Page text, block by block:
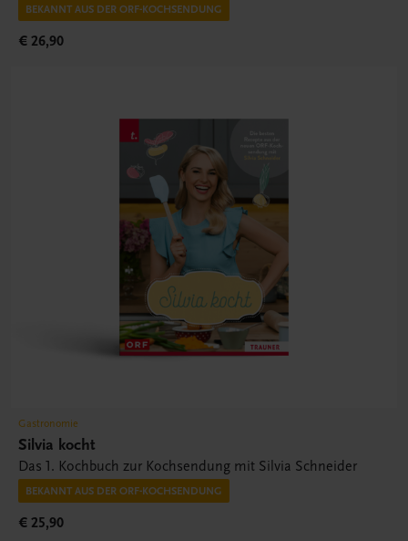
BEKANNT AUS DER ORF-KOCHSENDUNG
€ 26,90
Gastronomie
Silvia kocht
Das 1. Kochbuch zur Kochsendung mit Silvia Schneider
BEKANNT AUS DER ORF-KOCHSENDUNG
€ 25,90